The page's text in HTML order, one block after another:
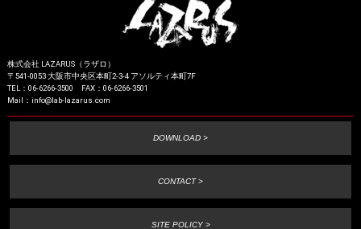
株式会社 LAZARUS（ラザロ）
〒541-0053 大阪市中央区本町2-3-4 アソルティ本町7F
TEL：06-6266-3500 FAX：06-6266-3501
Mail：info@lab-lazarus.com
DOWNLOAD >
CONTACT >
SITE POLICY >